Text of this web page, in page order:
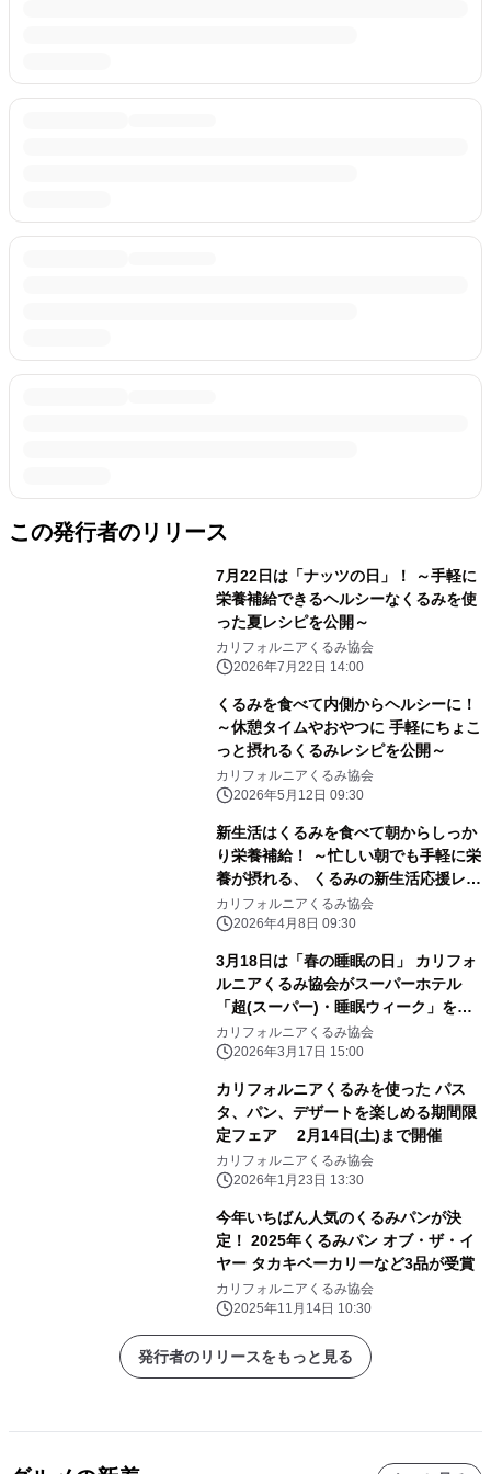
この発行者のリリース
7月22日は「ナッツの日」！ ～手軽に
栄養補給できるヘルシーなくるみを使
った夏レシピを公開～
カリフォルニアくるみ協会
2026年7月22日 14:00
くるみを食べて内側からヘルシーに！
～休憩タイムやおやつに 手軽にちょこ
っと摂れるくるみレシピを公開～
カリフォルニアくるみ協会
2026年5月12日 09:30
新生活はくるみを食べて朝からしっか
り栄養補給！ ～忙しい朝でも手軽に栄
養が摂れる、 くるみの新生活応援レシ
ピを公開～
カリフォルニアくるみ協会
2026年4月8日 09:30
3月18日は「春の睡眠の日」 カリフォ
ルニアくるみ協会がスーパーホテル
「超(スーパー)・睡眠ウィーク」を応
援
カリフォルニアくるみ協会
2026年3月17日 15:00
カリフォルニアくるみを使った パス
タ、パン、デザートを楽しめる期間限
定フェア 2月14日(土)まで開催
カリフォルニアくるみ協会
2026年1月23日 13:30
今年いちばん人気のくるみパンが決
定！ 2025年くるみパン オブ・ザ・イ
ヤー タカキベーカリーなど3品が受賞
カリフォルニアくるみ協会
2025年11月14日 10:30
発行者のリリースをもっと見る